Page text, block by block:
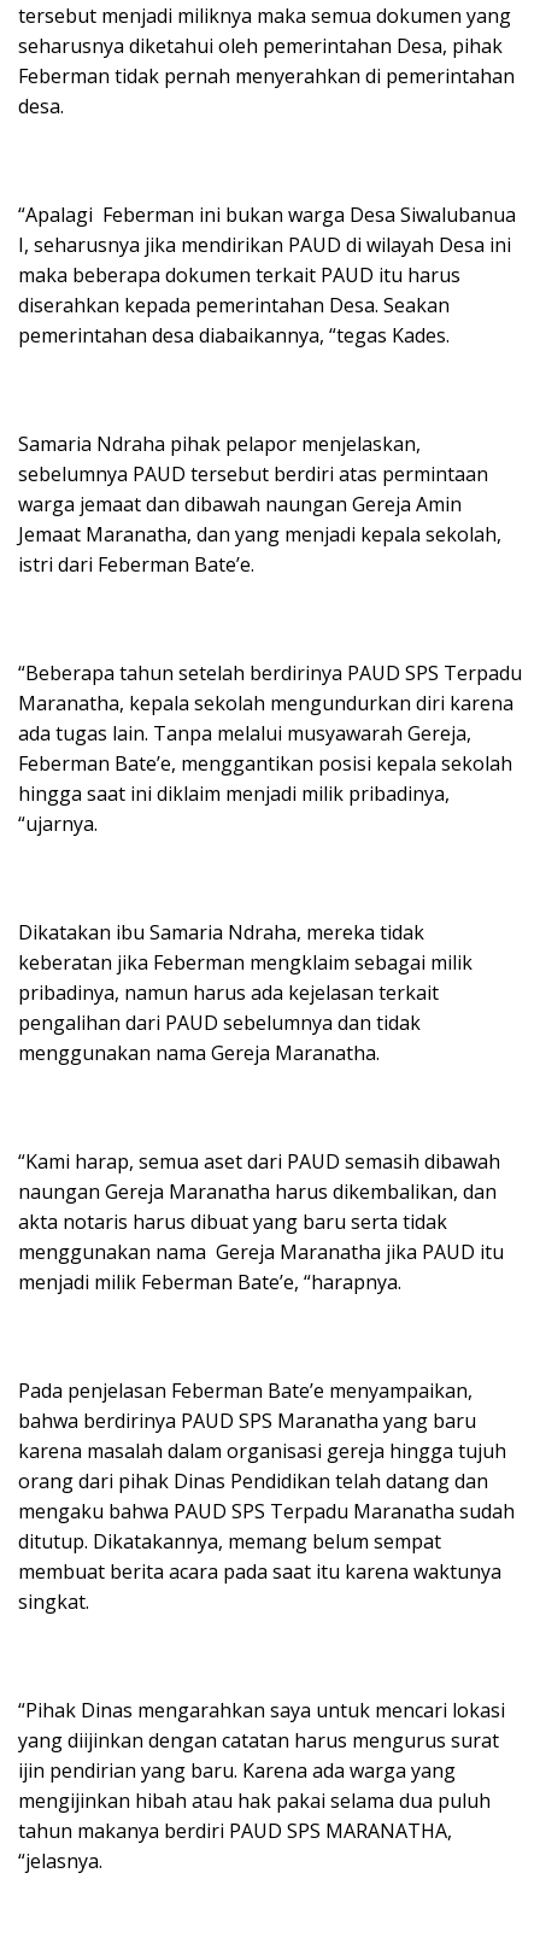
tersebut menjadi miliknya maka semua dokumen yang
seharusnya diketahui oleh pemerintahan Desa, pihak
Feberman tidak pernah menyerahkan di pemerintahan
desa.
“Apalagi Feberman ini bukan warga Desa Siwalubanua
I, seharusnya jika mendirikan PAUD di wilayah Desa ini
maka beberapa dokumen terkait PAUD itu harus
diserahkan kepada pemerintahan Desa. Seakan
pemerintahan desa diabaikannya, “tegas Kades.
Samaria Ndraha pihak pelapor menjelaskan,
sebelumnya PAUD tersebut berdiri atas permintaan
warga jemaat dan dibawah naungan Gereja Amin
Jemaat Maranatha, dan yang menjadi kepala sekolah,
istri dari Feberman Bate’e.
“Beberapa tahun setelah berdirinya PAUD SPS Terpadu
Maranatha, kepala sekolah mengundurkan diri karena
ada tugas lain. Tanpa melalui musyawarah Gereja,
Feberman Bate’e, menggantikan posisi kepala sekolah
hingga saat ini diklaim menjadi milik pribadinya,
“ujarnya.
Dikatakan ibu Samaria Ndraha, mereka tidak
keberatan jika Feberman mengklaim sebagai milik
pribadinya, namun harus ada kejelasan terkait
pengalihan dari PAUD sebelumnya dan tidak
menggunakan nama Gereja Maranatha.
“Kami harap, semua aset dari PAUD semasih dibawah
naungan Gereja Maranatha harus dikembalikan, dan
akta notaris harus dibuat yang baru serta tidak
menggunakan nama Gereja Maranatha jika PAUD itu
menjadi milik Feberman Bate’e, “harapnya.
Pada penjelasan Feberman Bate’e menyampaikan,
bahwa berdirinya PAUD SPS Maranatha yang baru
karena masalah dalam organisasi gereja hingga tujuh
orang dari pihak Dinas Pendidikan telah datang dan
mengaku bahwa PAUD SPS Terpadu Maranatha sudah
ditutup. Dikatakannya, memang belum sempat
membuat berita acara pada saat itu karena waktunya
singkat.
“Pihak Dinas mengarahkan saya untuk mencari lokasi
yang diijinkan dengan catatan harus mengurus surat
ijin pendirian yang baru. Karena ada warga yang
mengijinkan hibah atau hak pakai selama dua puluh
tahun makanya berdiri PAUD SPS MARANATHA,
“jelasnya.